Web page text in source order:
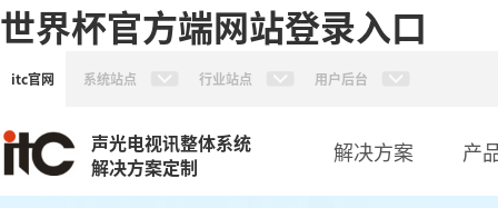
世界杯官方端网站登录入口
itc官网 系统站点 行业站点 用户后台
声光电视讯整体系统
解决方案定制
解决方案 产